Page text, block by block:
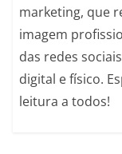
marketing, que
imagem
das redes
digital e físico.
leitura a todos!